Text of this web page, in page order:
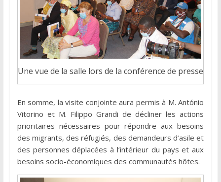
Une vue de la salle lors de la conférence de presse
En somme, la visite conjointe aura permis à M. António
Vitorino et M. Filippo Grandi de décliner les actions
prioritaires nécessaires pour répondre aux besoins
des migrants, des réfugiés, des demandeurs d’asile et
des personnes déplacées à l’intérieur du pays et aux
besoins socio-économiques des communautés hôtes.